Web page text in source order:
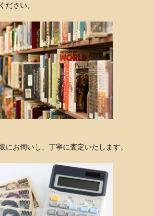
ださい。
にお伺いし、丁寧に査定いたします。